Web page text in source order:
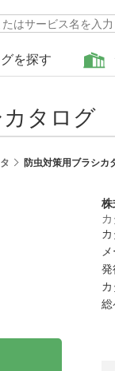
を探す
タログ
防虫対策用ブラシカ
株
発